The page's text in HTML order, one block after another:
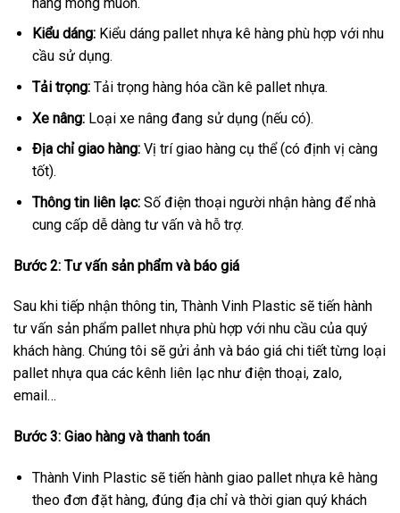
Kiểu dáng:Kiểu dáng pallet nhựa kê hàng phù hợp với nhu
cầu sử dụng.
Tải trọng:Tải trọng hàng hóa cần kê pallet nhựa.
Xe nâng:Loại xe nâng đang sử dụng (nếu có).
Địa chỉ giao hàng:Vị trí giao hàng cụ thể (có định vị càng
tốt).
Thông tin liên lạc:Số điện thoại người nhận hàng để nhà
cung cấp dễ dàng tư vấn và hỗ trợ.
Bước 2: Tư vấn sản phẩm và báo giá
Sau khi tiếp nhận thông tin, Thành Vinh Plastic sẽ tiến hành
tư vấn sản phẩm pallet nhựa phù hợp với nhu cầu của quý
khách hàng. Chúng tôi sẽ gửi ảnh và báo giá chi tiết từng loại
pallet nhựa qua các kênh liên lạc như điện thoại, zalo,
email…
Bước 3: Giao hàng và thanh toán
Thành Vinh Plastic sẽ tiến hành giao pallet nhựa kê hàng
theo đơn đặt hàng, đúng địa chỉ và thời gian quý khách